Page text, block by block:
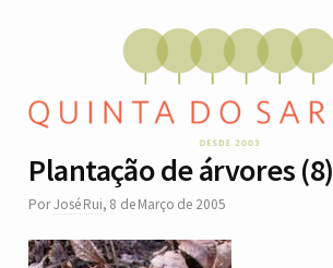
Plantação de árvores (8)
PorJosé Rui, 8 de Março de 2005